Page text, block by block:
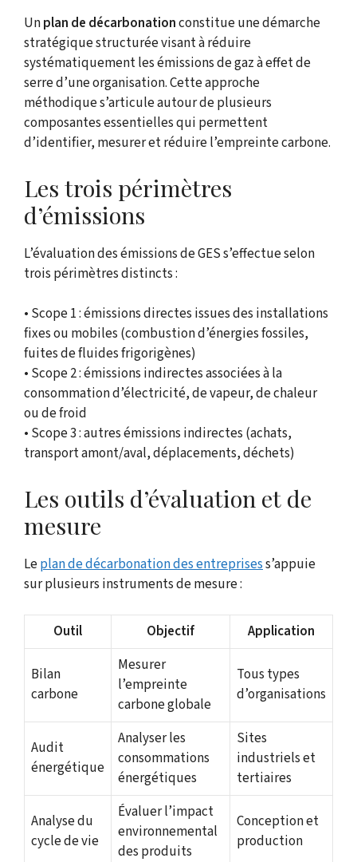
Unplan de décarbonationconstitue une démarche
stratégique structurée visant à réduire
systématiquement les émissions de gaz à effet de
serre d’une organisation. Cette approche
méthodique s’articule autour de plusieurs
composantes essentielles qui permettent
d’identifier, mesurer et réduire l’empreinte carbone.
Les trois périmètres
d’émissions
L’évaluation des émissions de GES s’effectue selon
trois périmètres distincts :
• Scope 1 : émissions directes issues des installations
fixes ou mobiles (combustion d’énergies fossiles,
fuites de fluides frigorigènes)
• Scope 2 : émissions indirectes associées à la
consommation d’électricité, de vapeur, de chaleur
ou de froid
• Scope 3 : autres émissions indirectes (achats,
transport amont/aval, déplacements, déchets)
Les outils d’évaluation et de
mesure
Leplan de décarbonation des entreprisess’appuie
sur plusieurs instruments de mesure :
Outil Objectif Application
Bilan
carbone
Mesurer
l’empreinte
carbone globale
Tous types
d’organisations
Audit
énergétique
Analyser les
consommations
énergétiques
Sites
industriels et
tertiaires
Analyse du
cycle de vie
Évaluer l’impact
environnemental
des produits
Conception et
production